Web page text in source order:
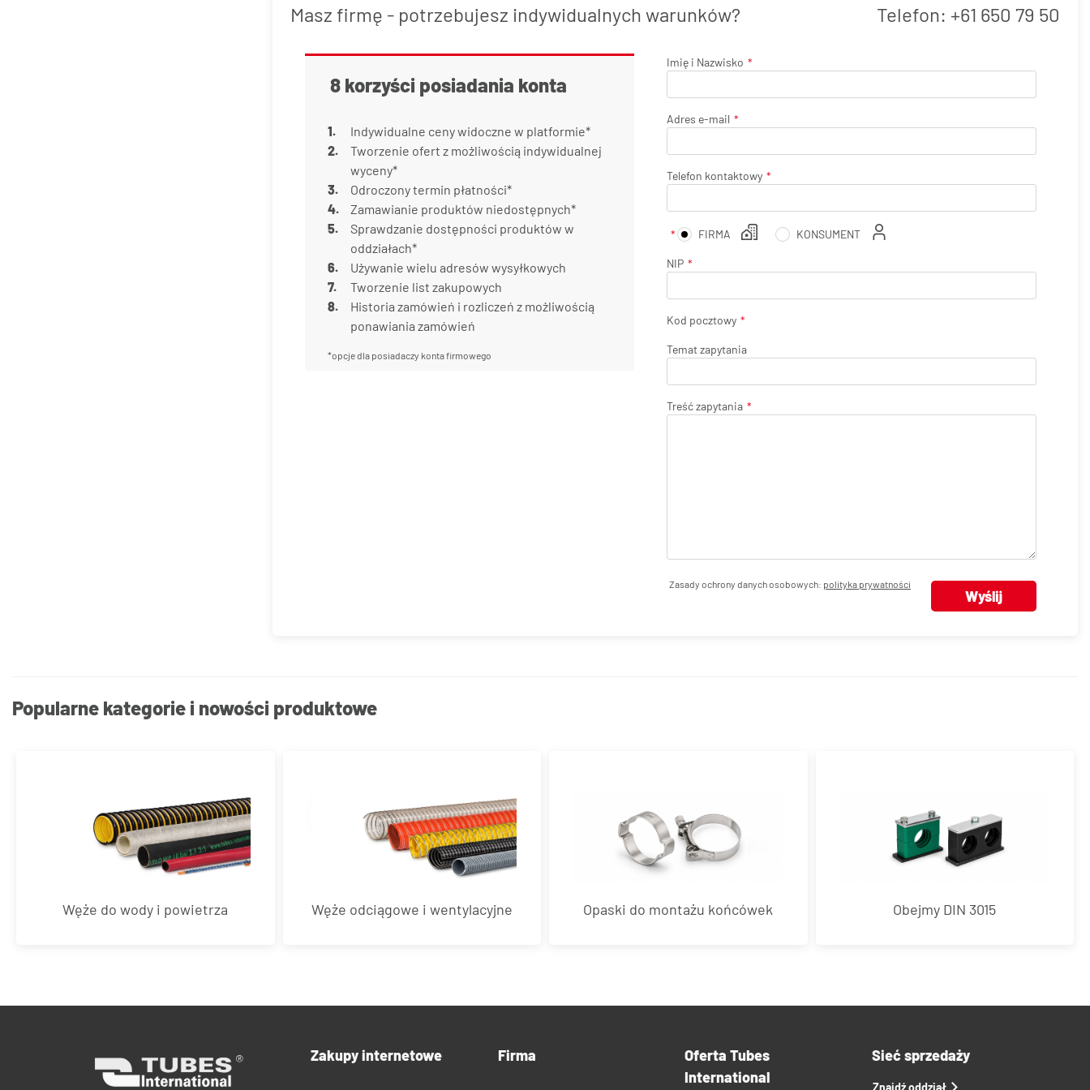
Masz firmę - potrzebujesz indywidualnych warunków? Telefon: +61 650 79 50
8 korzyści posiadania konta
Indywidualne ceny widoczne w platformie*
Tworzenie ofert z możliwością indywidualnej
wyceny*
Odroczony termin płatności*
Zamawianie produktów niedostępnych*
Sprawdzanie dostępności produktów w
oddziałach*
Używanie wielu adresów wysyłkowych
Tworzenie list zakupowych
Historia zamówień i rozliczeń z możliwością
ponawiania zamówień
*opcje dla posiadaczy konta firmowego
Imię i Nazwisko
Adres e-mail
Telefon kontaktowy
FIRMA KONSUMENT
NIP
Kod pocztowy
Temat zapytania
Treść zapytania
Zasady ochrony danych osobowych: polityka prywatności
Popularne kategorie i nowości produktowe
Węże do wody i powietrza Węże odciągowe i wentylacyjne Opaski do montażu końcówek Obejmy DIN 3015
Zakupy internetowe Firma
Oferta Tubes
International
Sieć sprzedaży